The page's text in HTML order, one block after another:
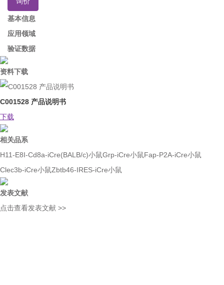
基本信息
应用领域
验证数据
资料下载
C001528 产品说明书
下载
相关品系
H11-E8I-Cd8a-iCre(BALB/c)小鼠Grp-iCre小鼠Fap-P2A-iCre小鼠
Clec3b-iCre小鼠Zbtb46-IRES-iCre小鼠
发表文献
点击查看发表文献 >>